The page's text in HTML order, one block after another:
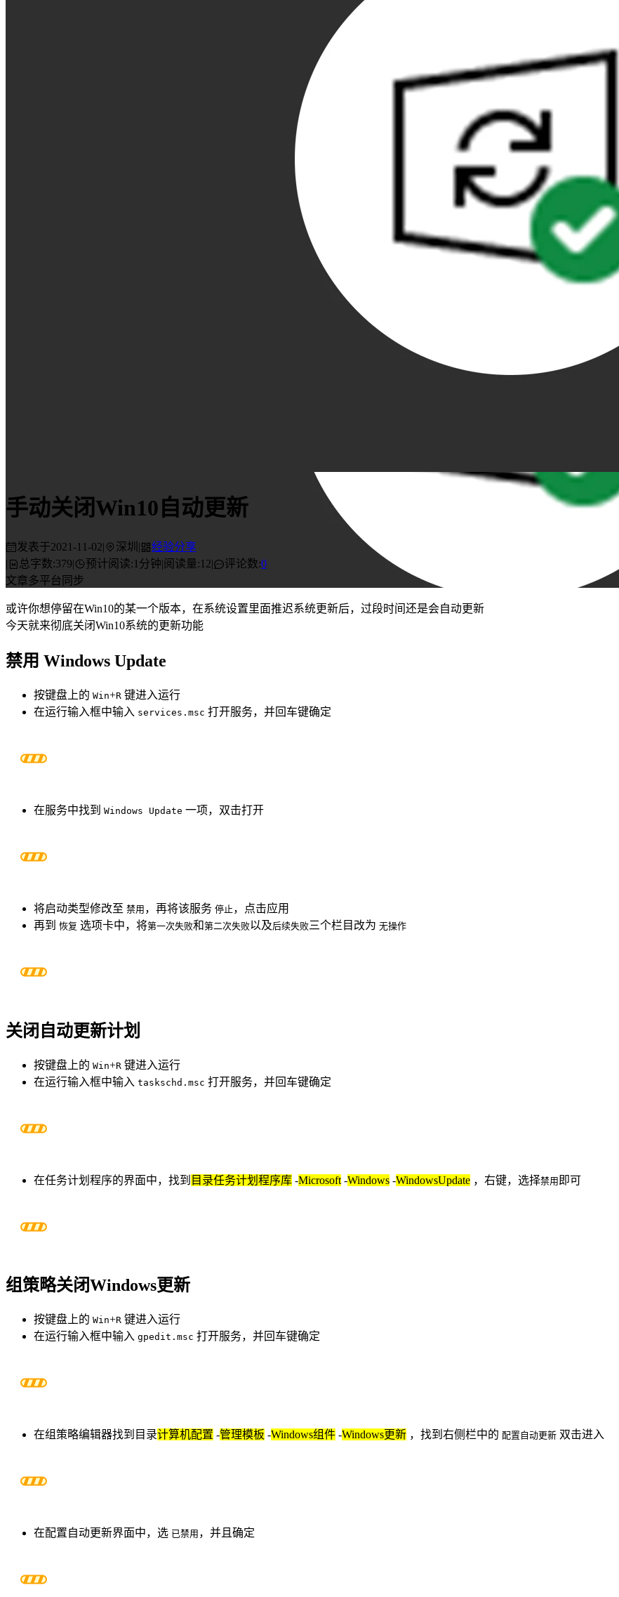
手动关闭Win10自动更新
发表于2021-11-02| 深圳 |
经验分享
|
总字数:379| 预计阅读:1分钟|阅读量:12| 评论数:0
文章多平台同步
或许你想停留在Win10的某一个版本，在系统设置里面推迟系统更新后，过段时间还是会自动更新
今天就来彻底关闭Win10系统的更新功能
禁用 Windows Update
按键盘上的 Win+R 键进入运行
在运行输入框中输入 services.msc 打开服务，并回车键确定
在服务中找到 Windows Update 一项，双击打开
将启动类型修改至 禁用 ，再将该服务 停止 ，点击应用
再到 恢复 选项卡中，将第一次失败和第二次失败以及后续失败三个栏目改为 无操作
关闭自动更新计划
按键盘上的 Win+R 键进入运行
在运行输入框中输入 taskschd.msc 打开服务，并回车键确定
在任务计划程序的界面中，找到 目录任务计划程序库 -Microsoft -Windows -WindowsUpdate ，右键，选择禁用 即可
组策略关闭Windows更新
按键盘上的 Win+R 键进入运行
在运行输入框中输入 gpedit.msc 打开服务，并回车键确定
在组策略编辑器找到目录计算机配置 -管理模板 -Windows组件 -Windows更新 ，找到右侧栏中的 配置自动更新 双击进入
在配置自动更新界面中，选 已禁用 ，并且确定